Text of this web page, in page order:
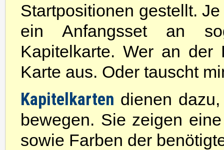
Startpositionen gestellt.
ein Anfangsset an
Kapitelkarte. Wer an
Karte aus. Oder tauscht
Kapitelkarten dienen
bewegen. Sie zeigen
sowie Farben der